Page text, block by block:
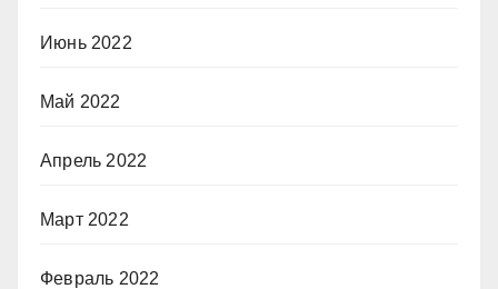
Июнь 2022
Май 2022
Апрель 2022
Март 2022
Февраль 2022